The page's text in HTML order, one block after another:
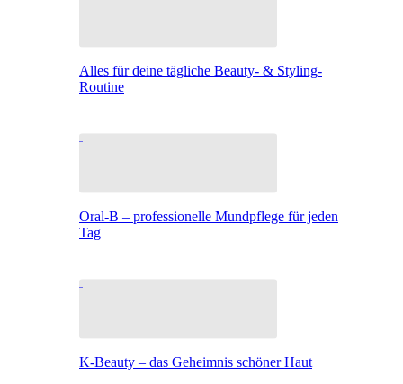
Alles für deine tägliche Beauty- & Styling-
Routine
Oral-B – professionelle Mundpflege für jeden
Tag
K-Beauty – das Geheimnis schöner Haut